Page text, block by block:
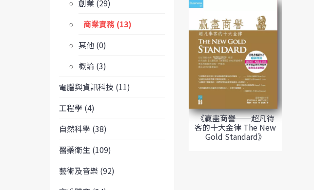
創業 (29)
商業實務 (13)
其他 (0)
概論 (3)
電腦與資訊科技 (11)
工程學 (4)
自然科學 (38)
醫藥衛生 (109)
藝術及音樂 (92)
《贏盡商譽──超凡待
客的十大金律 The New
Gold Standard》